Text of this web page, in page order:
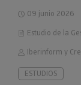
09 junio 2026
Estudio de la
Iberinform y
ESTUDIOS